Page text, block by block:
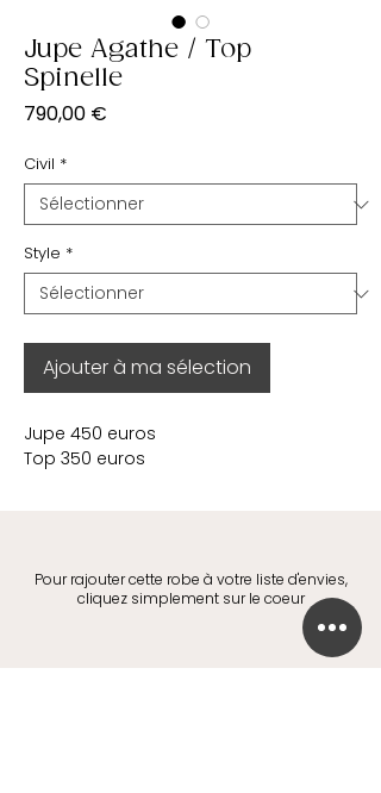
Jupe Agathe / Top
Spinelle
790,00 €
Civil *
Style *
Ajouter à ma sélection
Jupe 450 euros
Top 350 euros
Pour rajouter cette robe à votre liste d'envies,
cliquez simplement sur le coeur